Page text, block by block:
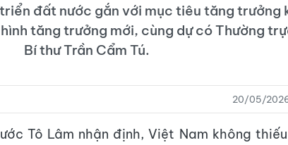
đất nước gắn với mục tiêu tăng trưởng
tăng trưởng mới, cùng dự có Thường
Bí thư Trần Cẩm Tú.
20/05/
Tô Lâm nhận định, Việt Nam không